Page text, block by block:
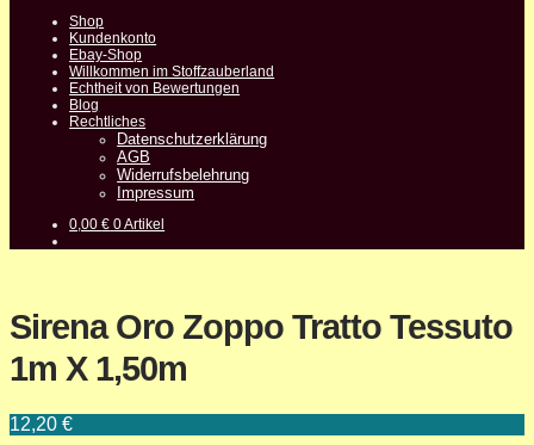
Shop
Kundenkonto
Ebay-Shop
Willkommen im Stoffzauberland
Echtheit von Bewertungen
Blog
Rechtliches
Datenschutzerklärung
AGB
Widerrufsbelehrung
Impressum
0,00€ 0 Artikel
Sirena Oro Zoppo Tratto Tessuto
1m X 1,50m
12,20 €